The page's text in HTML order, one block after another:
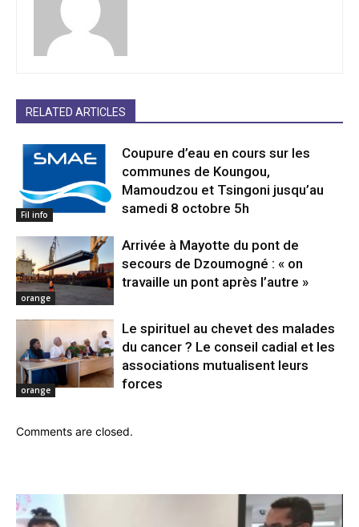
RELATED ARTICLES
Fil info
Coupure d’eau en cours sur les
communes de Koungou,
Mamoudzou et Tsingoni jusqu’au
samedi 8 octobre 5h
orange
Arrivée à Mayotte du pont de
secours de Dzoumogné : « on
travaille un pont après l’autre »
orange
Le spirituel au chevet des malades
du cancer ? Le conseil cadial et les
associations mutualisent leurs
forces
Comments are closed.